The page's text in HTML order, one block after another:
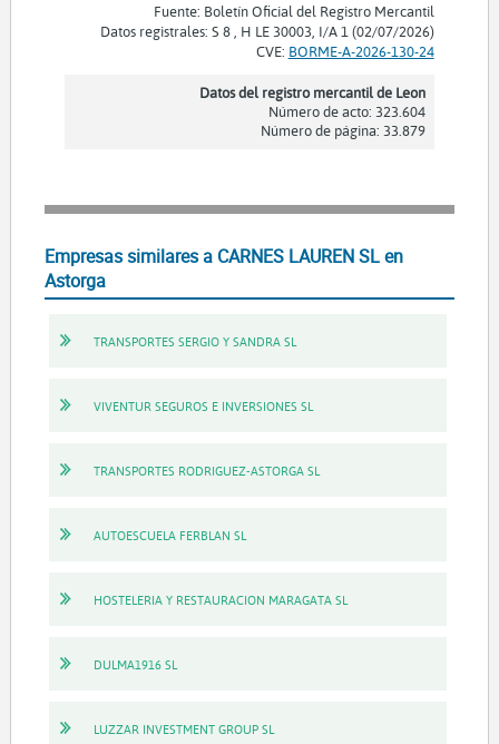
Fuente: Boletín Oficial del Registro Mercantil
Datos registrales: S 8 , H LE 30003, I/A 1 (02/07/2026)
CVE: BORME-A-2026-130-24
Datos del registro mercantil de Leon
Número de acto: 323.604
Número de página: 33.879
Empresas similares a CARNES LAUREN SL en
Astorga
TRANSPORTES SERGIO Y SANDRA SL
VIVENTUR SEGUROS E INVERSIONES SL
TRANSPORTES RODRIGUEZ-ASTORGA SL
AUTOESCUELA FERBLAN SL
HOSTELERIA Y RESTAURACION MARAGATA SL
DULMA1916 SL
LUZZAR INVESTMENT GROUP SL